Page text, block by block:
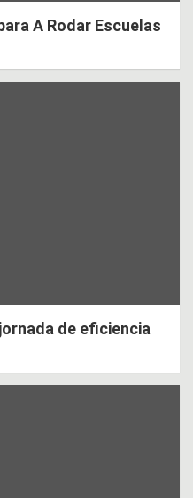
A Rodar Escuelas
de eficiencia